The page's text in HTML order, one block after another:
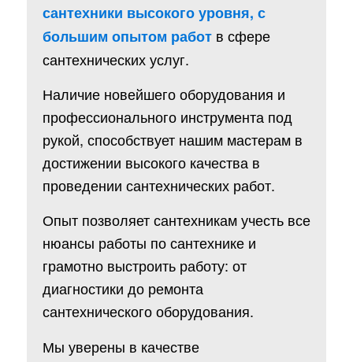
сантехники высокого уровня, с
большим опытом работв сфере
сантехнических услуг.
Наличие новейшего оборудования и
профессионального инструмента под
рукой, способствует нашим мастерам в
достижении высокого качества в
проведении сантехнических работ.
Опыт позволяет сантехникам учесть все
нюансы работы по сантехнике и
грамотно выстроить работу: от
диагностики до ремонта
сантехнического оборудования.
Мы уверены в качестве